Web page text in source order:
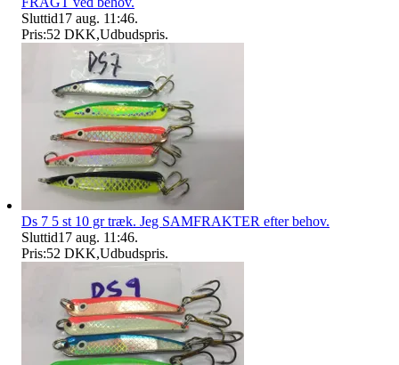
Sluttid17 aug. 11:46.
Pris:52 DKK,Udbudspris.
Ds 7 5 st 10 gr træk. Jeg SAMFRAKTER efter behov.
Sluttid17 aug. 11:46.
Pris:52 DKK,Udbudspris.